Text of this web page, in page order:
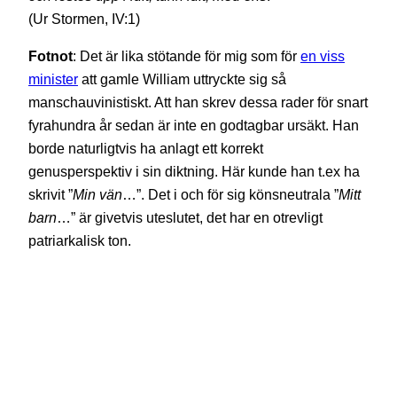
(Ur Stormen, IV:1)
Fotnot: Det är lika stötande för mig som för en viss
minister att gamle William uttryckte sig så
manschauvinistiskt. Att han skrev dessa rader för snart
fyrahundra år sedan är inte en godtagbar ursäkt. Han
borde naturligtvis ha anlagt ett korrekt
genusperspektiv i sin diktning. Här kunde han t.ex ha
skrivit ”Min vän…”. Det i och för sig könsneutrala ”Mitt
barn…” är givetvis uteslutet, det har en otrevligt
patriarkalisk ton.